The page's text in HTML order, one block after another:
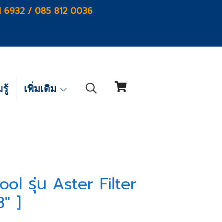
6932 / 085 812 0036
รู้ เพิ่มเติม
รุ่น Aster Filter
]